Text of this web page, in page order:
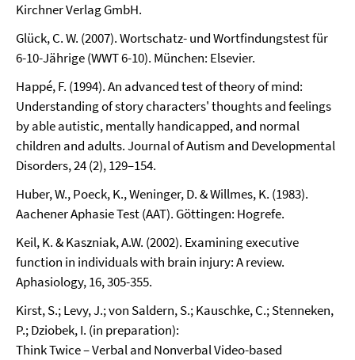
Kirchner Verlag GmbH.
Glück, C. W. (2007). Wortschatz- und Wortfindungstest für
6-10-Jährige (WWT 6-10). München: Elsevier.
Happé, F. (1994). An advanced test of theory of mind:
Understanding of story characters' thoughts and feelings
by able autistic, mentally handicapped, and normal
children and adults. Journal of Autism and Developmental
Disorders, 24 (2), 129–154.
Huber, W., Poeck, K., Weninger, D. & Willmes, K. (1983).
Aachener Aphasie Test (AAT). Göttingen: Hogrefe.
Keil, K. & Kaszniak, A.W. (2002). Examining executive
function in individuals with brain injury: A review.
Aphasiology, 16, 305-355.
Kirst, S.; Levy, J.; von Saldern, S.; Kauschke, C.; Stenneken,
P.; Dziobek, I. (in preparation):
Think Twice – Verbal and Nonverbal Video-based